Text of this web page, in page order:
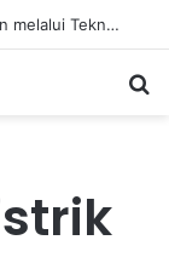
Milenial Petani dan Transformasi Pertanian melalui Teknologi Digital